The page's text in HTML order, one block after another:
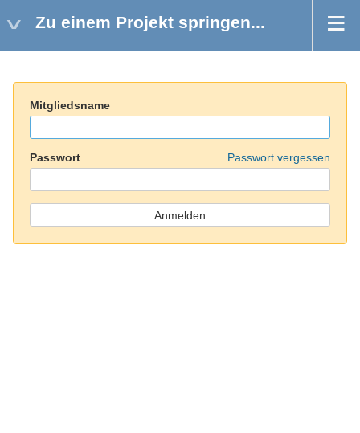
Zu einem Projekt springen...
Mitgliedsname
Passwort Passwort vergessen